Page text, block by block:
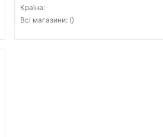
Країна:
Всі магазини: ()